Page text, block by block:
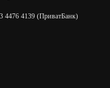
4476 4139 (ПриватБанк)